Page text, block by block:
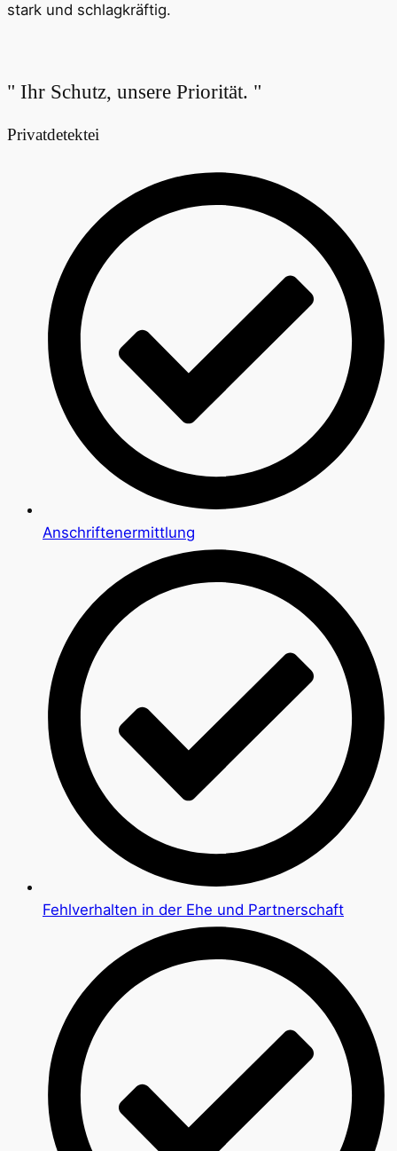
stark und schlagkräftig.
" Ihr Schutz, unsere Priorität. "
Privatdetektei
Anschriftenermittlung
Fehlverhalten in der Ehe und Partnerschaft